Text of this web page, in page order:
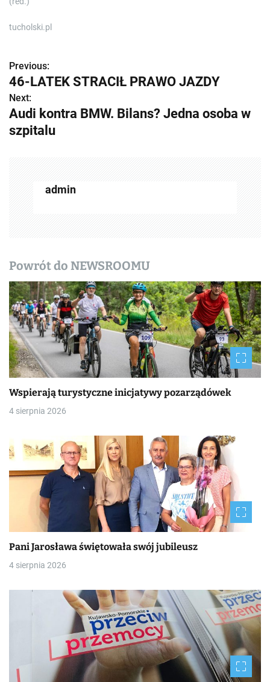
tucholski.pl
Z
o
b
a
s
y
Previous:
46-LATEK STRACIŁ PRAWO JAZDY
Next:
Audi kontra BMW. Bilans? Jedna osoba w
szpitalu
admin
Powrót do NEWSROOMU
Wspierają turystyczne inicjatywy pozarządówek
4 sierpnia 2026
Pani Jarosława świętowała swój jubileusz
4 sierpnia 2026